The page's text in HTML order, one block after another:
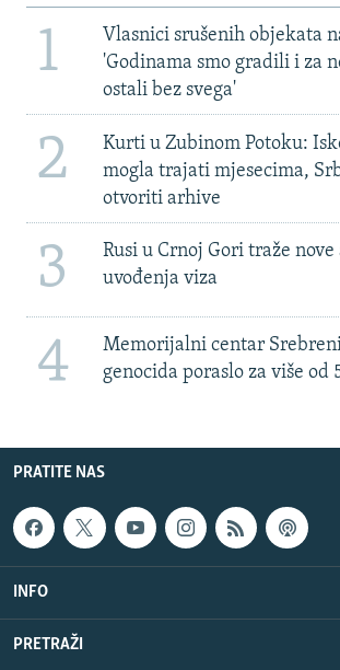
1
Vlasnici srušenih objekata
'Godinama smo gradili i za
ostali bez svega'
2
Kurti u Zubinom Potoku:
mogla trajati mjesecima,
otvoriti arhive
3
Rusi u Crnoj Gori traže
uvođenja viza
4
Memorijalni centar
genocida poraslo za više od
PRATITE NAS
INFO
PRETRAŽI